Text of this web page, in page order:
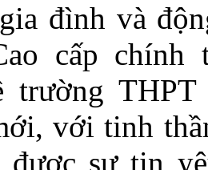
đình và
cấp
trường
với tinh
được sự tin